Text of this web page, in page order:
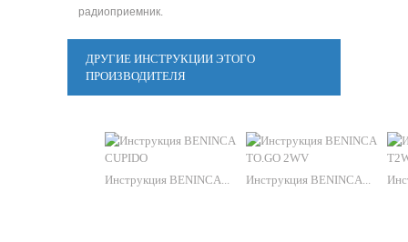
радиоприемник.
ДРУГИЕ ИНСТРУКЦИИ ЭТОГО
ПРОИЗВОДИТЕЛЯ
Инструкция BENINCA... Инструкция BENINCA...